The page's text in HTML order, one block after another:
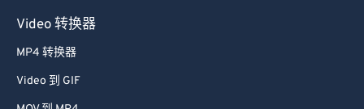
Video 转换器
MP4 转换器
Video 到 GIF